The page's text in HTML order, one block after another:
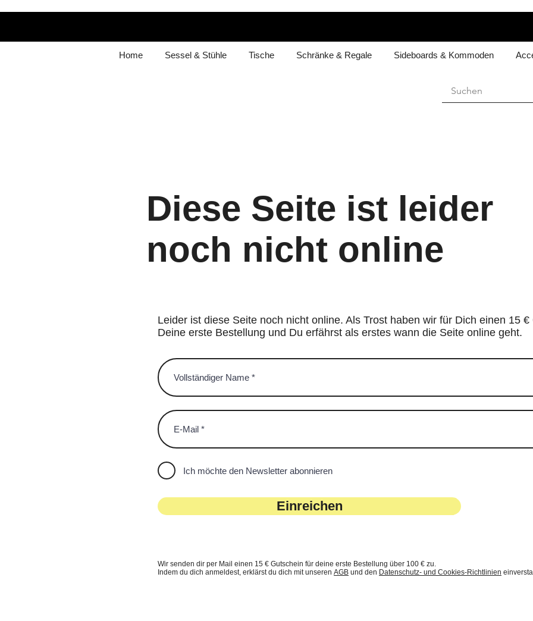
Home Sessel & Stühle Tische Schränke & Regale Sideboards & Kommoden
Diese Seite ist leider
noch nicht online
Leider ist diese Seite noch nicht online. Als Trost haben wir für Dich einen 15
Deine erste Bestellung und Du erfährst als erstes wann die Seite online geht.
Ich möchte den Newsletter abonnieren
Einreichen
Wir senden dir per Mail einen 15 € Gutschein für deine erste Bestellung über 100 € zu.
Indem du dich anmeldest, erklärst du dich mit unseren AGB und den Datenschutz- und Cookies-Richtlinien